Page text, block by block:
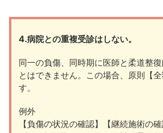
4.病院との重複受診はしない。
同一の負傷、同時期に医師と柔道整
とはできません。この場合、原則【
す。
例外
【負傷の状況の確認】【継続施術の